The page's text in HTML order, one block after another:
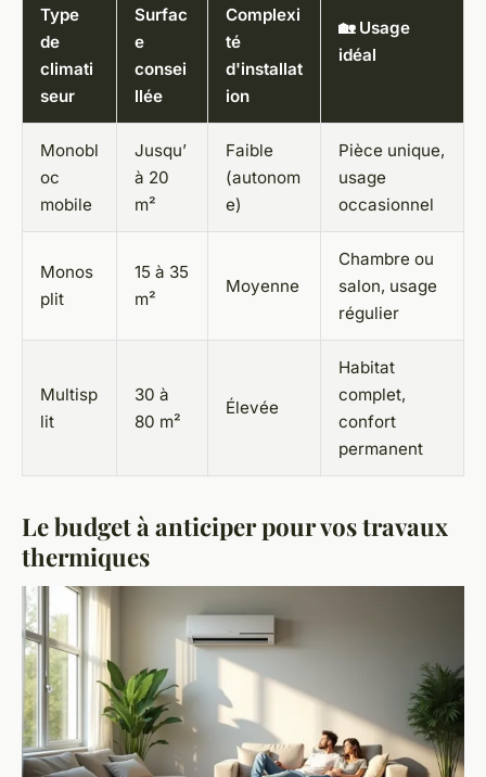
Type
de
climati
seur
Surfac
e
consei
llée
Complexi
té
d'installat
ion
🏡 Usage
idéal
Monobl
oc
mobile
Jusqu’
à 20
m²
Faible
(autonom
e)
Pièce unique,
usage
occasionnel
Monos
plit
15 à 35
m²
Moyenne
Chambre ou
salon, usage
régulier
Multisp
lit
30 à
80 m²
Élevée
Habitat
complet,
confort
permanent
Le budget à anticiper pour vos travaux
thermiques